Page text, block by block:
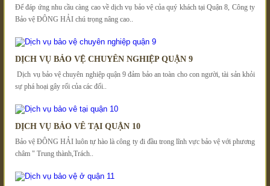
Để đáp ứng nhu cầu càng cao về dịch vụ bảo vệ của quý khách tại Quận 8, Công ty
Bảo vệ ĐÔNG HẢI chú trọng nâng cao..
DỊCH VỤ BẢO VỆ CHUYÊN NGHIỆP QUẬN 9
Dịch vụ bảo vệ chuyên nghiệp quận 9 đảm bảo an toàn cho con người, tài sản khỏi
sự phá hoại gây rối của các đối..
DỊCH VỤ BẢO VÊ TẠI QUẬN 10
Bảo vệ ĐÔNG HẢI luôn tự hào là công ty đi đầu trong lĩnh vực bảo vệ với phương
châm " Trung thành,Trách..